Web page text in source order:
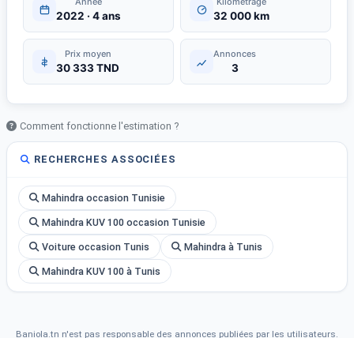
2022 · 4 ans 32 000 km
Prix moyen
30 333 TND
Annonces
3
Comment fonctionne l'estimation ?
RECHERCHES ASSOCIÉES
Mahindra occasion Tunisie
Mahindra KUV 100 occasion Tunisie
Voiture occasion Tunis Mahindra à Tunis
Mahindra KUV 100 à Tunis
Baniola.tn n'est pas responsable des annonces publiées par les utilisateurs.